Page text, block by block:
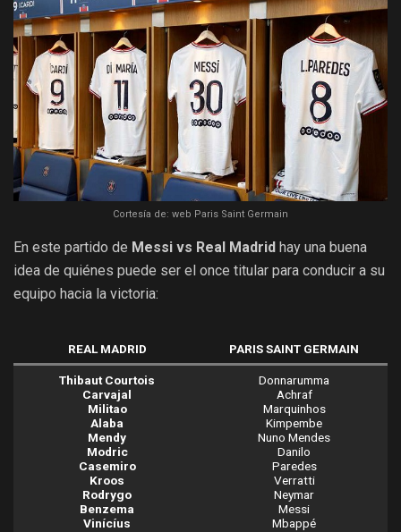
Cortesía de: web Paris Saint Germain
En este partido de Messi vs Real Madrid hay una buena
idea de quiénes puede ser el once titular para conducir a su
equipo hacia la victoria:
REAL MADRID PARIS SAINT GERMAIN
Thibaut Courtois
Carvajal
Militao
Alaba
Mendy
Modric
Casemiro
Kroos
Rodrygo
Benzema
Vinícíus
Donnarumma
Achraf
Marquinhos
Kimpembe
Nuno Mendes
Danilo
Paredes
Verratti
Neymar
Messi
Mbappé